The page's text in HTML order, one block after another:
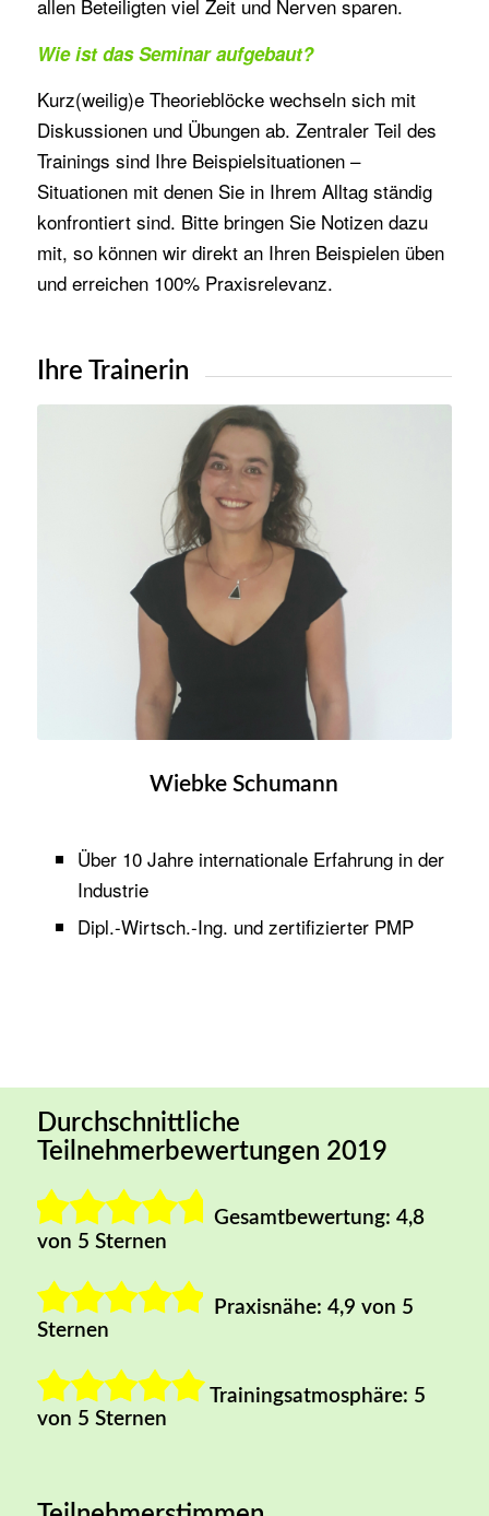
allen Beteiligten viel Zeit und Nerven sparen.
Wie ist das Seminar aufgebaut?
Kurz(weilig)e Theorieblöcke wechseln sich mit
Diskussionen und Übungen ab. Zentraler Teil des
Trainings sind Ihre Beispielsituationen –
Situationen mit denen Sie in Ihrem Alltag ständig
konfrontiert sind. Bitte bringen Sie Notizen dazu
mit, so können wir direkt an Ihren Beispielen üben
und erreichen 100% Praxisrelevanz.
Ihre Trainerin
Wiebke Schumann
Über 10 Jahre internationale Erfahrung in der
Industrie
Dipl.-Wirtsch.-Ing. und zertifizierter PMP
Durchschnittliche
Teilnehmerbewertungen 2019
Gesamtbewertung: 4,8
von 5 Sternen
Praxisnähe: 4,9 von 5
Sternen
Trainingsatmosphäre: 5
von 5 Sternen